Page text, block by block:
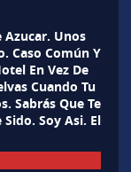
Azucar. Unos
Caso Común Y
En Vez De
Cuando Tu
Sabrás Que Te
Soy Asi. El